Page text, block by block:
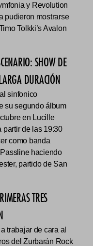
y Revolution
pudieron mostrarse
Tolkki’s Avalon
SHOW DE
DURACIÓN
sinfonico
su segundo álbum
en Lucille
partir de las 19:30
como banda
haciendo
partido de San
TRES
trabajar de cara al
del Zurbarán Rock